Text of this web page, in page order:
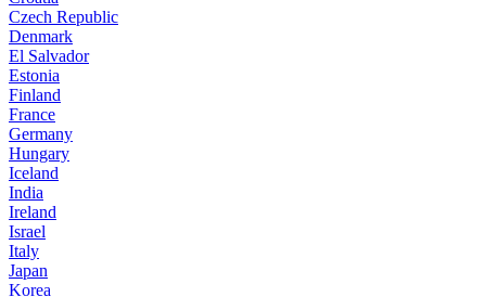
Czech Republic
Denmark
El Salvador
Estonia
Finland
France
Germany
Hungary
Iceland
India
Ireland
Israel
Italy
Japan
Korea